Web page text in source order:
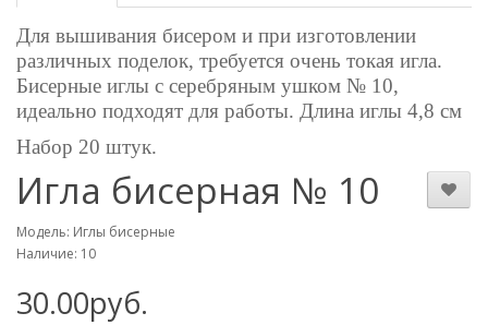
Для вышивания бисером и при изготовлении
различных поделок, требуется очень токая игла.
Бисерные иглы с серебряным ушком № 10,
идеально подходят для работы. Длина иглы 4,8 см
Набор 20 штук.
Игла бисерная № 10
Модель: Иглы бисерные
Наличие: 10
30.00руб.